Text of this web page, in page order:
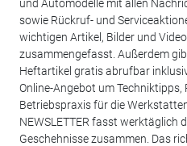
und Automodelle mit allen
sowie Rückruf- und
wichtigen Artikel, Bilder und
zusammengefasst. Außerdem
Heftartikel gratis abrufbar
Online-Angebot um Techniktipps,
Betriebspraxis für die
NEWSLETTER fasst werktäglich
Geschehnisse zusammen. Das